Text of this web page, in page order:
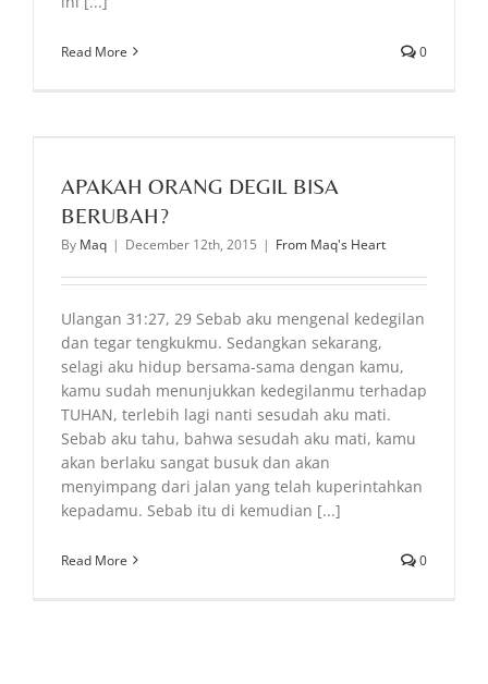
Read More 0
APAKAH ORANG DEGIL BISA
BERUBAH?
By Maq | December 12th, 2015 | From Maq's Heart
Ulangan 31:27, 29 Sebab aku mengenal kedegilan
dan tegar tengkukmu. Sedangkan sekarang,
selagi aku hidup bersama-sama dengan kamu,
kamu sudah menunjukkan kedegilanmu terhadap
TUHAN, terlebih lagi nanti sesudah aku mati.
Sebab aku tahu, bahwa sesudah aku mati, kamu
akan berlaku sangat busuk dan akan
menyimpang dari jalan yang telah kuperintahkan
kepadamu. Sebab itu di kemudian [...]
Read More 0